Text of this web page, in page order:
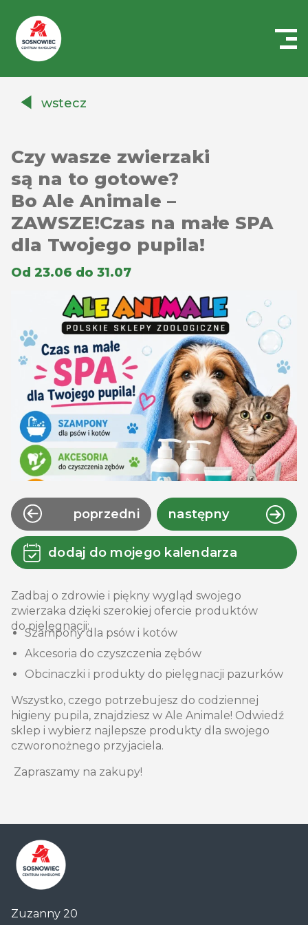
Auchanwstecz
Czy wasze zwierzaki
są na to gotowe?
Bo Ale Animale –
ZAWSZE!Czas na małe SPA
dla Twojego pupila!
Od 23.06 do 31.07
poprzedni następny
dodaj do mojego kalendarza
Zadbaj o zdrowie i piękny wygląd swojego
zwierzaka dzięki szerokiej ofercie produktów
do pielęgnacji:
Szampony dla psów i kotów
Akcesoria do czyszczenia zębów
Obcinaczki i produkty do pielęgnacji pazurków
Wszystko, czego potrzebujesz do codziennej
higieny pupila, znajdziesz w Ale Animale! Odwiedź
sklep i wybierz najlepsze produkty dla swojego
czworonożnego przyjaciela.
Zapraszamy na zakupy!
Handlowe
Zuzanny 20